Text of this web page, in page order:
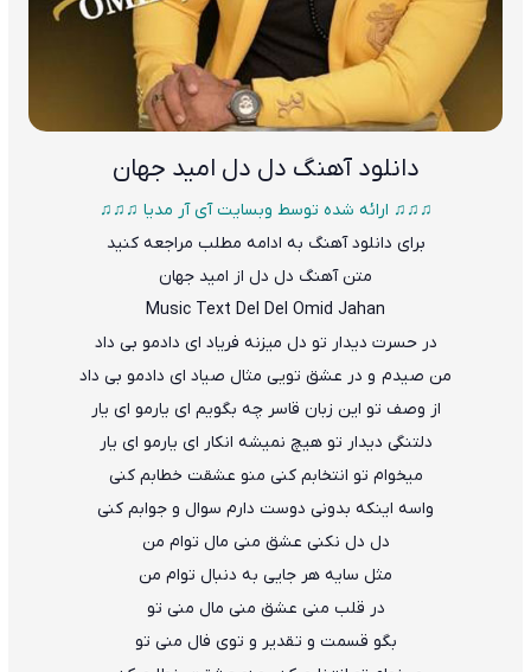
دانلود آهنگ دل دل امید جهان
♫♫♫ ارائه شده توسط وبسایت آی آر مدیا ♫♫♫
برای دانلود آهنگ به ادامه مطلب مراجعه کنید
متن آهنگ دل دل از امید جهان
Music Text Del Del Omid Jahan
در حسرت دیدار تو دل میزنه فریاد ای دادمو بی داد
من صیدم و در عشق تویی مثال صیاد ای دادمو بی داد
از وصف تو این زبان قاسر چه بگویم ای یارمو ای یار
دلتنگی دیدار تو هیچ نمیشه انکار ای یارمو ای یار
میخوام تو انتخابم کنی منو عشقت خطابم کنی
واسه اینکه بدونی دوست دارم سوال و جوابم کنی
دل دل نکنی عشق منی مال توام من
مثل سایه هر جایی به دنبال توام من
در قلب منی عشق منی مال منی تو
بگو قسمت و تقدیر و توی فال منی تو